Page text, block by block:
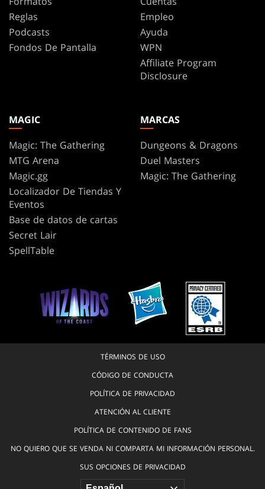
Reglas
Podcasts
Fondos De Pantalla
Empleo
Ayuda
WPN
Affiliate Program
Disclosure
MAGIC
Magic: The Gathering
MTG Arena
Magic.gg
Localizador De Tiendas Y
Eventos
Base de datos de cartas
Secret Lair
SpellTable
MARCAS
Dungeons & Dragons
Duel Masters
Magic: The Gathering
TÉRMINOS DE USO
CÓDIGO DE CONDUCTA
POLÍTICA DE PRIVACIDAD
ATENCIÓN AL CLIENTE
POLÍTICA DE CONTENIDO DE FANS
NO QUIERO QUE SE VENDA NI COMPARTA MI INFORMACIÓN PERSONAL.
SUS OPCIONES DE PRIVACIDAD